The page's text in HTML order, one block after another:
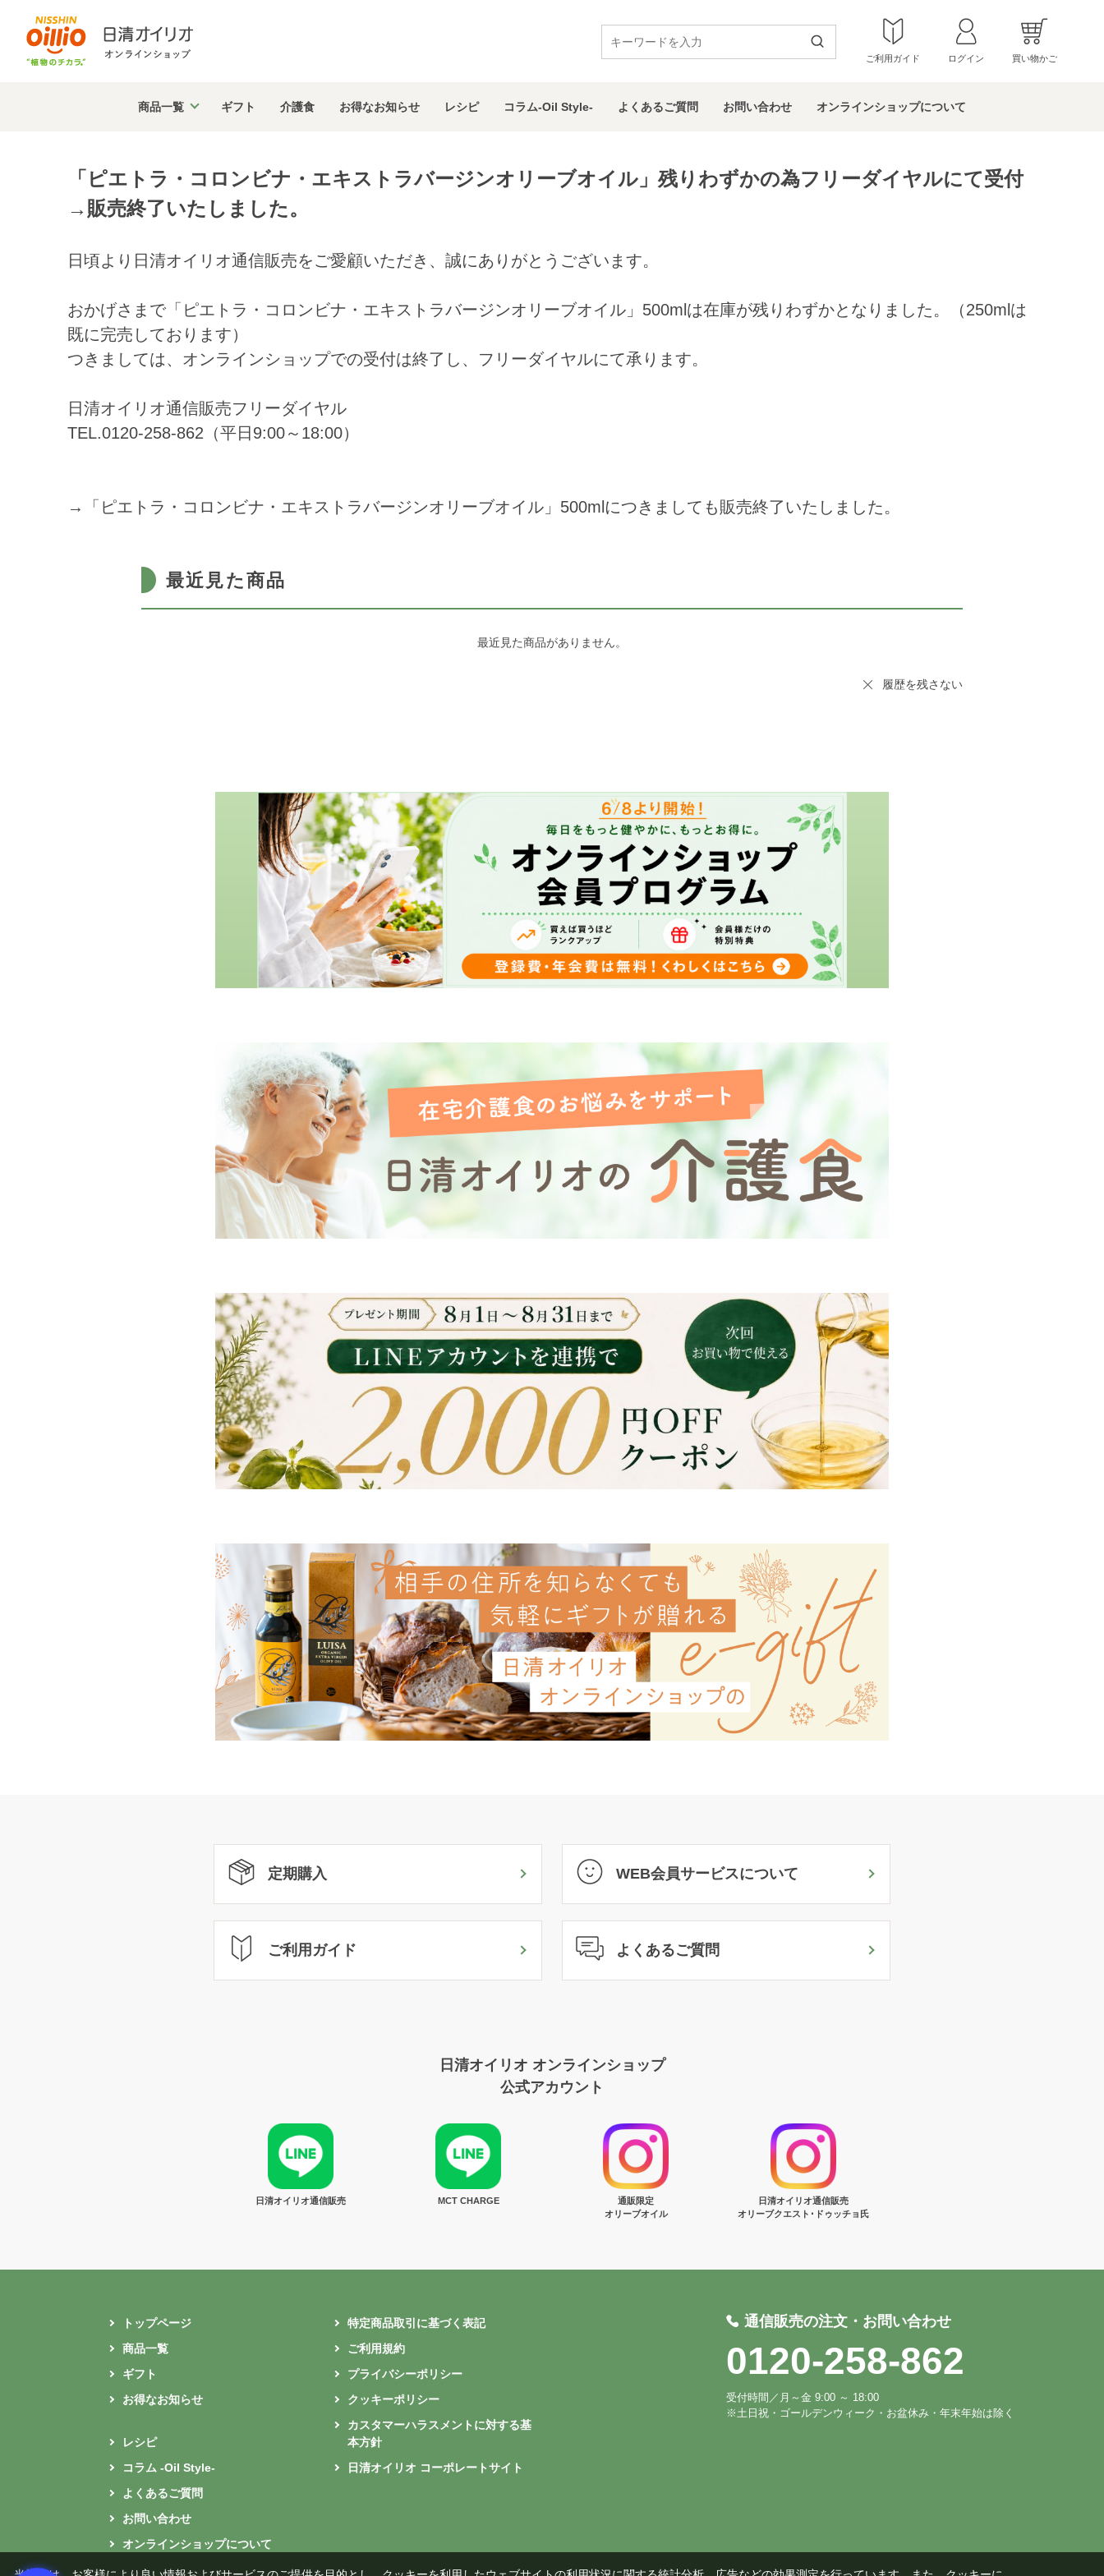
ご利用ガイド ログイン 買い物かご
商品一覧 ギフト 介護食 お得なお知らせ レシピ コラム-Oil Style- よくあるご質問 お問い合わせ オンラインショップについて
「ピエトラ・コロンビナ・エキストラバージンオリーブオイル」残りわずかの為フリーダイヤルにて受付
→販売終了いたしました。
日頃より日清オイリオ通信販売をご愛顧いただき、誠にありがとうございます。
おかげさまで「ピエトラ・コロンビナ・エキストラバージンオリーブオイル」500mlは在庫が残りわずかとなりました。（250mlは
既に完売しております）
つきましては、オンラインショップでの受付は終了し、フリーダイヤルにて承ります。
日清オイリオ通信販売フリーダイヤル
TEL.0120-258-862（平日9:00～18:00）
→「ピエトラ・コロンビナ・エキストラバージンオリーブオイル」500mlにつきましても販売終了いたしました。
最近見た商品
最近見た商品がありません。
履歴を残さない
定期購入 WEB会員サービスについて
ご利用ガイド よくあるご質問
日清オイリオ オンラインショップ
公式アカウント
日清オイリオ通信販売 MCT CHARGE
通販限定
オリーブオイル
日清オイリオ通信販売
オリーブクエスト･ドゥッチョ氏
トップページ
特定商品取引に基づく表記
商品一覧
ご利用規約
ギフト
プライバシーポリシー
お得なお知らせ
クッキーポリシー
レシピ
カスタマーハラスメントに対する基
本方針
コラム -Oil Style-
日清オイリオ コーポレートサイト
よくあるご質問
お問い合わせ
オンラインショップについて
通信販売の注文・お問い合わせ
0120-258-862
受付時間／月～金 9:00 ～ 18:00
※土日祝・ゴールデンウィーク・お盆休み・年末年始は除く